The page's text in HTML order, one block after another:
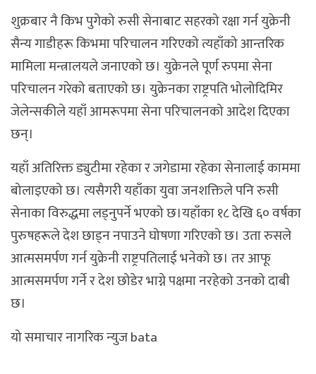
शुक्रबार नै किभ पुगेको रुसी सेनाबाट सहरको रक्षा गर्न युक्रेनी
सैन्य गाडीहरू किभमा परिचालन गरिएको त्यहाँको आन्तरिक
मामिला मन्त्रालयले जनाएको छ। युक्रेनले पूर्ण रुपमा सेना
परिचालन गरेको बताएको छ। युक्रेनका राष्ट्रपति भोलोदिमिर
जेलेन्सकीले यहाँ आमरूपमा सेना परिचालनको आदेश दिएका
छन्।
यहाँ अतिरिक्त ड्युटीमा रहेका र जगेडामा रहेका सेनालाई काममा
बोलाइएको छ। त्यसैगरी यहाँका युवा जनशक्तिले पनि रुसी
सेनाका विरुद्धमा लड्नुपर्ने भएको छ।यहाँका १८ देखि ६० वर्षका
पुरुषहरूले देश छाड्न नपाउने घोषणा गरिएको छ। उता रुसले
आत्मसमर्पण गर्न युक्रेनी राष्ट्रपतिलाई भनेको छ। तर आफू
आत्मसमर्पण गर्ने र देश छोडेर भाग्ने पक्षमा नरहेको उनको दाबी
छ।
यो समाचार नागरिक न्युज bata